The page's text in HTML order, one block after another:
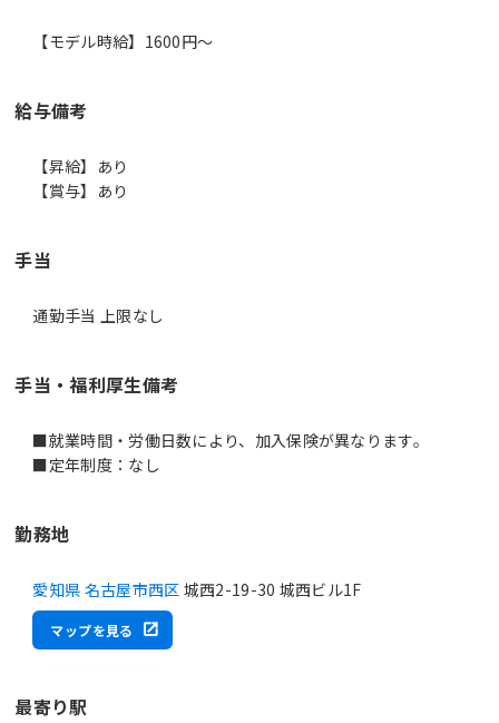
【モデル時給】1600円〜
給与備考
【昇給】あり
【賞与】あり
手当
通勤手当 上限なし
手当・福利厚生備考
■就業時間・労働日数により、加入保険が異なります。
■定年制度：なし
勤務地
愛知県 名古屋市西区 城西2-19-30 城西ビル1F
マップを見る
最寄り駅